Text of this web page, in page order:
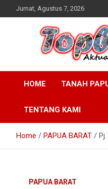
to
Jumat, Agustus 7, 2026
HOME TANAH
TENTANG KAMI
Home PAPUA BARAT
PAPUA BARAT